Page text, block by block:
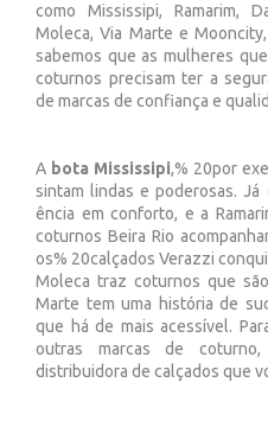
como Mississipi, Ramarim,
Moleca, Via Marte e
sabemos que as mulheres
coturnos precisam ter a
de marcas de confiança e
A bota Mississipi,% 20por
sintam lindas e poderosas. Já
ência em conforto, e a
coturnos Beira Rio
os% 20calçados Verazzi
Moleca traz coturnos que
Marte tem uma história de
que há de mais acessível.
outras marcas de
distribuidora de calçados que